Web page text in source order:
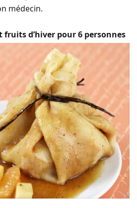
médecin.
fruits d’hiver pour 6 personnes